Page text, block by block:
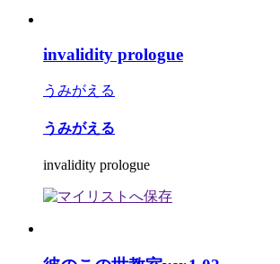
invalidity prologue
うみがえる
うみがえる
invalidity prologue